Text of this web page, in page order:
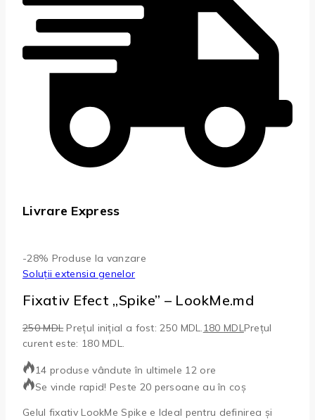
Livrare Express
-28% Produse la vanzare
Soluții extensia genelor
Fixativ Efect „Spike” – LookMe.md
250MDL Prețul inițial a fost: 250 MDL.180 MDLPrețul
curent este: 180 MDL.
14 produse vândute în ultimele 12 ore
Se vinde rapid! Peste 20 persoane au în coș
Gelul fixativ LookMe Spike e Ideal pentru definirea și